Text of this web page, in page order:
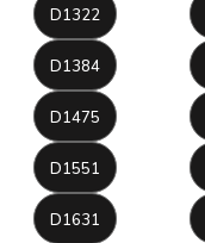
D1322
D1384
D1475
D1551
D1631